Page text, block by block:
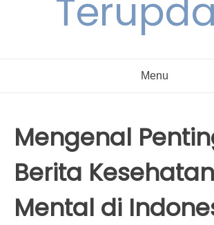
Menu
Mengenal
Berita Kesehatan
Mental di